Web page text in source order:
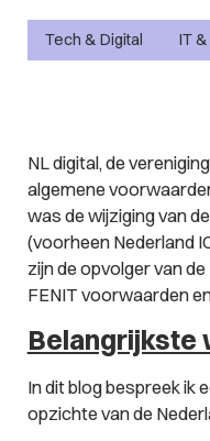
Tech & Digital IT
NL digital, de
algemene
was de wijziging van
(voorheen Nederland
zijn de opvolger van
FENIT voorwaarden
Belangrijkste
In dit blog bespreek ik
opzichte van de